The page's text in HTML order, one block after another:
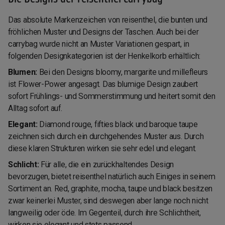
Das absolute Markenzeichen von reisenthel, die bunten und
fröhlichen Muster und Designs der Taschen. Auch bei der
carrybag wurde nicht an Muster Variationen gespart, in
folgenden Designkategorien ist der Henkelkorb erhältlich:
Blumen: Bei den Designs bloomy, margarite und millefleurs
ist Flower-Power angesagt. Das blumige Design zaubert
sofort Frühlings- und Sommerstimmung und heitert somit den
Alltag sofort auf.
Elegant: Diamond rouge, fifties black und baroque taupe
zeichnen sich durch ein durchgehendes Muster aus. Durch
diese klaren Strukturen wirken sie sehr edel und elegant.
Schlicht: Für alle, die ein zurückhaltendes Design
bevorzugen, bietet reisenthel natürlich auch Einiges in seinem
Sortiment an. Red, graphite, mocha, taupe und black besitzen
zwar keinerlei Muster, sind deswegen aber lange noch nicht
langweilig oder öde. Im Gegenteil, durch ihre Schlichtheit,